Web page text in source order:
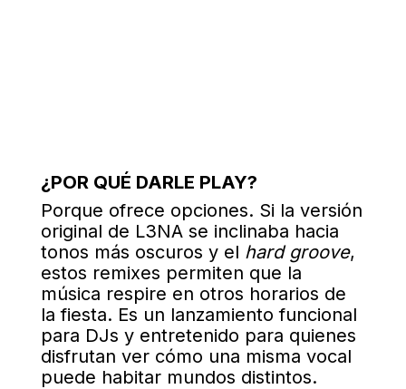
¿POR QUÉ DARLE PLAY?
Porque ofrece opciones. Si la versión
original de L3NA se inclinaba hacia
tonos más oscuros y el hard groove,
estos remixes permiten que la
música respire en otros horarios de
la fiesta. Es un lanzamiento funcional
para DJs y entretenido para quienes
disfrutan ver cómo una misma vocal
puede habitar mundos distintos.